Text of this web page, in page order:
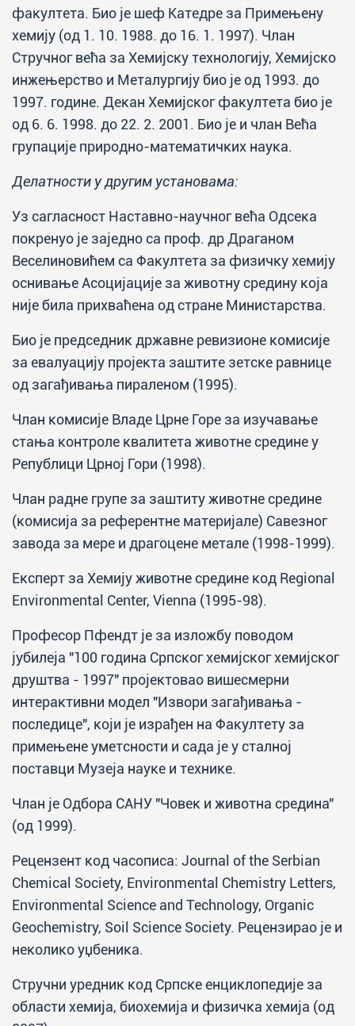
факултета. Био је шеф Катедре за Примењену
хемију (од 1. 10. 1988. до 16. 1. 1997). Члан
Стручног већа за Хемијску технологију, Хемијско
инжењерство и Металургију био је од 1993. до
1997. године. Декан Хемијског факултета био је
од 6. 6. 1998. до 22. 2. 2001. Био је и члан Већа
групације природно-математичких наука.
Делатности у другим установама:
Уз сагласност Наставно-научног већа Одсека
покренуо је заједно са проф. др Драганом
Веселиновићем са Факултета за физичку хемију
оснивање Асоцијације за животну средину која
није била прихваћена од стране Министарства.
Био је председник државне ревизионе комисије
за евалуацију пројекта заштите зетске равнице
од загађивања пираленом (1995).
Члан комисије Владе Црне Горе за изучавање
стања контроле квалитета животне средине у
Републици Црној Гори (1998).
Члан радне групе за заштиту животне средине
(комисија за референтне материјале) Савезног
завода за мере и драгоцене метале (1998-1999).
Експерт за Хемију животне средине код Regional
Environmental Center, Vienna (1995-98).
Професор Пфендт је за изложбу поводом
јубилеја "100 година Српског хемијског хемијског
друштва - 1997" пројектовао вишесмерни
интерактивни модел "Извори загађивања -
последице", који је израђен на Факултету за
примењене уметсности и сада је у сталној
поставци Музеја науке и технике.
Члан је Одбора САНУ "Човек и животна средина"
(од 1999).
Рецензент код часописа: Journal of the Serbian
Chemical Society, Environmental Chemistry Letters,
Environmental Science and Technology, Organic
Geochemistry, Soil Science Society. Рецензирао је и
неколико уџбеника.
Стручни уредник код Српске енциклопедије за
области хемија, биохемија и физичка хемија (од